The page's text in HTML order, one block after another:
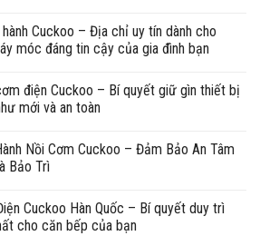
Cuckoo – Địa chỉ uy tín dành cho
móc đáng tin cậy của gia đình bạn
điện Cuckoo – Bí quyết giữ gìn thiết bị
mới và an toàn
Nồi Cơm Cuckoo – Đảm Bảo An Tâm
Bảo Trì
Cuckoo Hàn Quốc – Bí quyết duy trì
cho căn bếp của bạn